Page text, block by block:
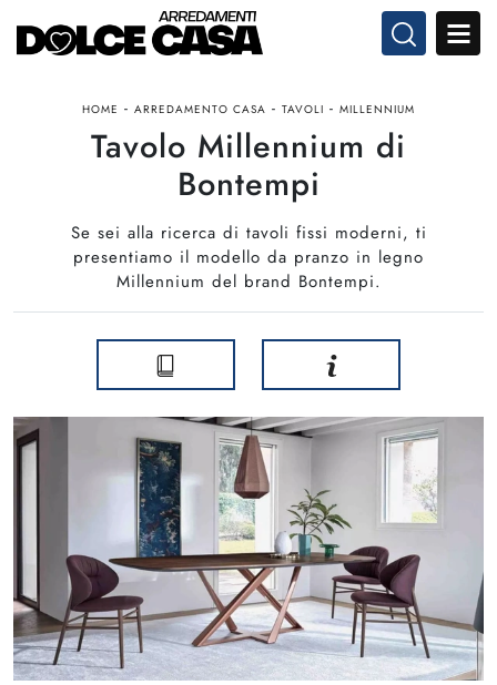
HOME - ARREDAMENTO CASA - TAVOLI - MILLENNIUM
Tavolo Millennium di
Bontempi
Se sei alla ricerca di tavoli fissi moderni, ti
presentiamo il modello da pranzo in legno
Millennium del brand Bontempi.